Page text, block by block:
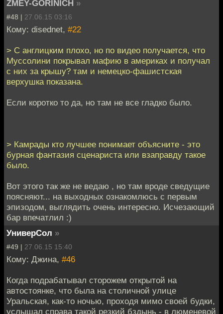
ZMEY-GORINICH »
#48 | 27.06.15 03:16
Кому: disednet, #22
> С англицким плохо, но по видео получается, что
Муссолини покрывал мафию в америках и получал
с них за крышу? там и немецко-фашистская
верхушка показана.
Если коротко то да, но там не все гладко было.
> Камрады кто лучшее понимает объясните - это
бурная фантазия сценариста или взаправду такое
было.
Вот этого так же не ведаю , но там вроде сведущие
поясняют... на выходных ознакомлюсь с первым
эпизодом, выглядить очень интересно. Исчезающий
бар впечатлил :)
УниверСол »
#49 | 27.06.15 15:40
Кому: Джина, #46
Когда подрабатывал сторожем открытой на
автостоянке, что была на столичной улице
Уральская, как-то ночью, проходя мимо своей будки,
услышал справа такой резкий бздынь - в люменевой